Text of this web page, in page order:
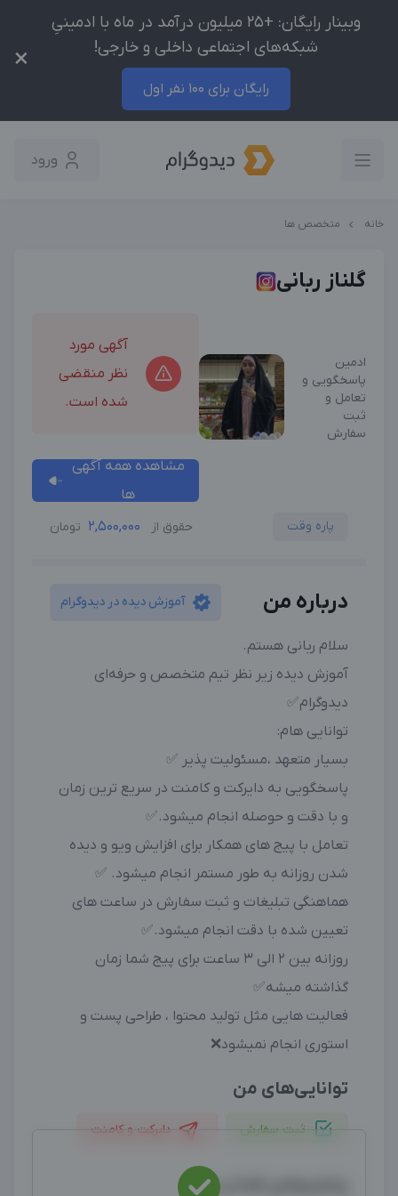
وبینار رایگان: +25 میلیون درآمد در ماه با ادمینیِ
شبکه‌های اجتماعی داخلی و خارجی!
رایگان برای 100 نفر اول
×
ورود
خانه متخصص ها
گلناز ربانی
ادمین
پاسخگویی و
تعامل و
ثبت
سفارش
آگهی مورد
نظر منقضی
شده است.
مشاهده همه آگهی
ها
پاره وقت حقوق از 2,500,000 تومان
درباره من آموزش دیده در دیدوگرام
سلام ربانی هستم.
آموزش دیده زیر نظر تیم متخصص و حرفه‌ای
دیدوگرام✅
توانایی هام:
بسیار متعهد ،مسئولیت پذیر ✅
پاسخگویی به دایرکت و کامنت در سریع ترین زمان
و با دقت و حوصله انجام میشود.✅
تعامل با پیج های همکار برای افزایش ویو و دیده
شدن روزانه به طور مستمر انجام میشود. ✅
هماهنگی تبلیغات و ثبت سفارش در ساعت های
تعیین شده با دقت انجام میشود.✅
روزانه بین 2 الی 3 ساعت برای پیج شما زمان
گذاشته میشه✅
فعالیت هایی مثل تولید محتوا ، طراحی پست و
استوری انجام نمیشود❌
توانایی‌های من
ثبت سفارش دایرکت و کامنت
پلتفرم‌های فعالیت